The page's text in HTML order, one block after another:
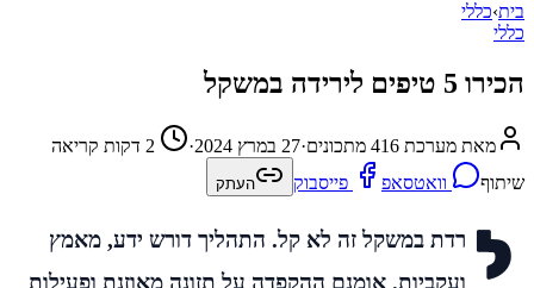
בית›כללי
כללי
הכירו 5 טיפים לירידה במשקל
מאת מערכת 416 מתכונים ·27 במרץ 2024 ·
2 דקות קריאה
שיתוף
וואטסאפ פייסבוק העתק
ל רדת במשקל זה לא קל. התהליך דורש ידע, מאמץ
ועקביות. אומנם ההקפדה על תזונה מאוזנת ופעילות